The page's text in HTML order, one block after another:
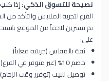
نصيحة للتسوق الذكي:إذا
الفرع لتجربة الملابس والتأكد من
ثم تشترين لاحقاً من الموقع
على:
ثقة بالمقاس (جربتيه فعلياً)
خصم 10% (غير متوفر في الفرع)
توصيل للبيت (توفير وقت الزحام)